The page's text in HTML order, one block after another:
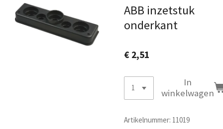
ABB inzetstuk
onderkant
€ 2,51
In
winkelwagen
Artikelnummer: 11019